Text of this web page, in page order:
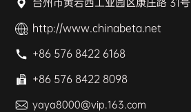
http://www.chinabeta.net
+86 576 8422 6168
+86 576 8422 8098
yaya8000@vip.163.com